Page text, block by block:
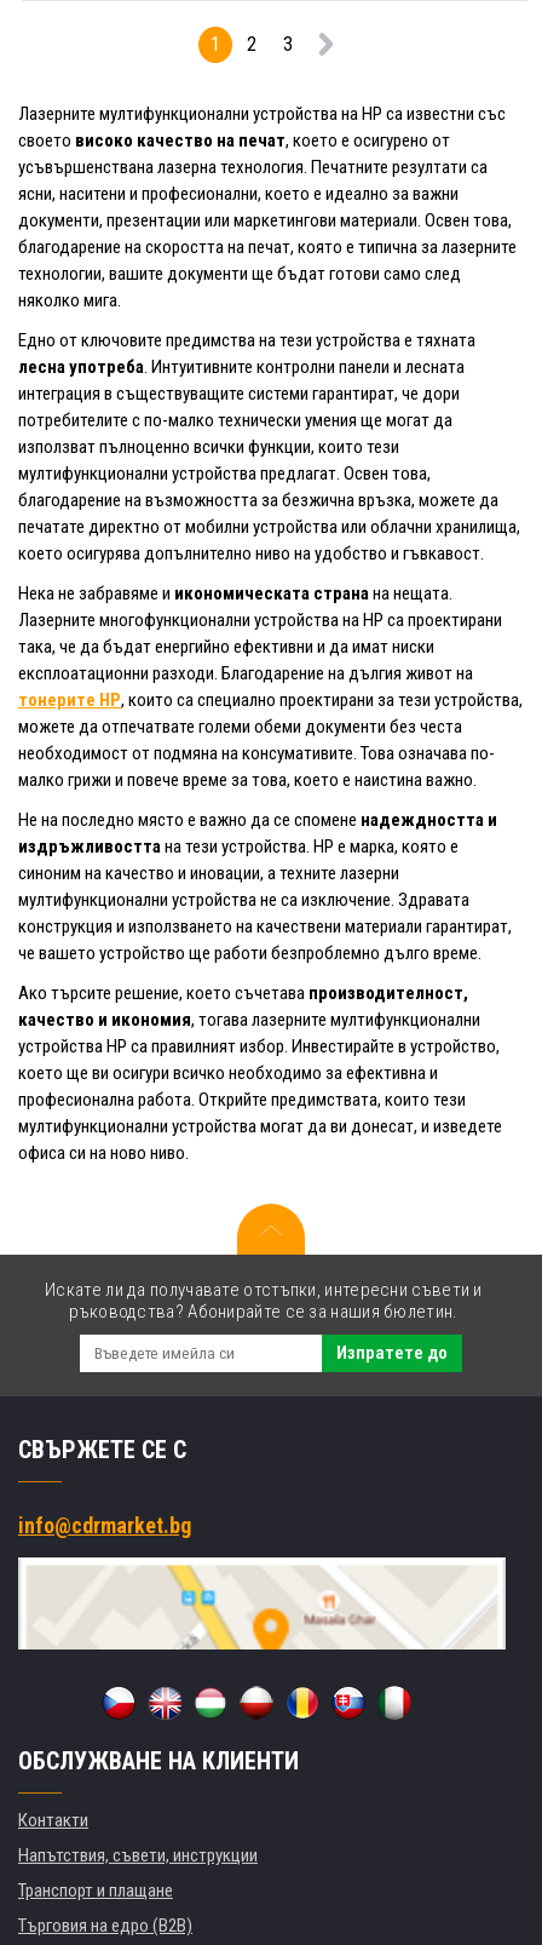
1 2 3
Лазерните мултифункционални устройства на HP са известни със
своето високо качество на печат, което е осигурено от
усъвършенствана лазерна технология. Печатните резултати са
ясни, наситени и професионални, което е идеално за важни
документи, презентации или маркетингови материали. Освен това,
благодарение на скоростта на печат, която е типична за лазерните
технологии, вашите документи ще бъдат готови само след
няколко мига.
Едно от ключовите предимства на тези устройства е тяхната
лесна употреба. Интуитивните контролни панели и лесната
интеграция в съществуващите системи гарантират, че дори
потребителите с по-малко технически умения ще могат да
използват пълноценно всички функции, които тези
мултифункционални устройства предлагат. Освен това,
благодарение на възможността за безжична връзка, можете да
печатате директно от мобилни устройства или облачни хранилища,
което осигурява допълнително ниво на удобство и гъвкавост.
Нека не забравяме и икономическата странана нещата.
Лазерните многофункционални устройства на HP са проектирани
така, че да бъдат енергийно ефективни и да имат ниски
експлоатационни разходи. Благодарение на дългия живот на
тонерите HP, които са специално проектирани за тези устройства,
можете да отпечатвате големи обеми документи без честа
необходимост от подмяна на консумативите. Това означава по-
малко грижи и повече време за това, което е наистина важно.
Не на последно място е важно да се спомене надеждността и
издръжливосттана тези устройства. HP е марка, която е
синоним на качество и иновации, а техните лазерни
мултифункционални устройства не са изключение. Здравата
конструкция и използването на качествени материали гарантират,
че вашето устройство ще работи безпроблемно дълго време.
Ако търсите решение, което съчетава производителност,
качество и икономия, тогава лазерните мултифункционални
устройства HP са правилният избор. Инвестирайте в устройство,
което ще ви осигури всичко необходимо за ефективна и
професионална работа. Открийте предимствата, които тези
мултифункционални устройства могат да ви донесат, и изведете
офиса си на ново ниво.
Искате ли да получавате отстъпки, интересни съвети и
ръководства? Абонирайте се за нашия бюлетин.
Изпратете до
СВЪРЖЕТЕ СЕ С
info@cdrmarket.bg
ОБСЛУЖВАНЕ НА КЛИЕНТИ
Контакти
Напътствия, съвети, инструкции
Транспорт и плащане
Търговия на едро (B2B)